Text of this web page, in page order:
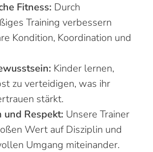
Fitness: Durch
Training verbessern
Kondition, Koordination und
Kinder lernen,
zu verteidigen, was ihr
stärkt.
und Respekt: Unsere Trainer
Wert auf Disziplin und
Umgang miteinander.